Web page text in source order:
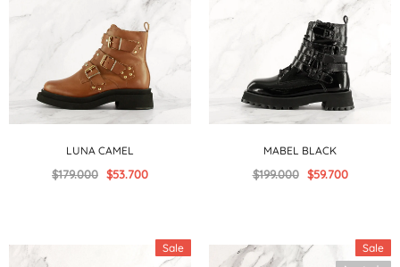
LUNA CAMEL
$179.000 $53.700
MABEL BLACK
$199.000 $59.700
Sale
Sale